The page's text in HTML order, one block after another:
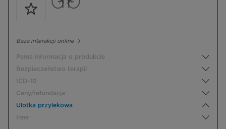
Baza interakcji online
Pełna informacja o produkcie
Bezpieczeństwo terapii
ICD-10
Ceny/refundacja
Ulotka przylekowa
Inne